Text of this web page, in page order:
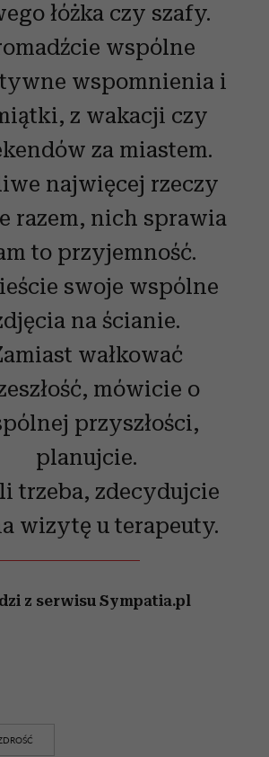
łóżka czy szafy.
wspólne
wspomnienia i
z wakacji czy
za miastem.
najwięcej rzeczy
razem, nich sprawia
to przyjemność.
swoje wspólne
na ścianie.
wałkować
mówicie o
przyszłości,
planujcie.
trzeba, zdecydujcie
wizytę u terapeuty.
z serwisu Sympatia.pl